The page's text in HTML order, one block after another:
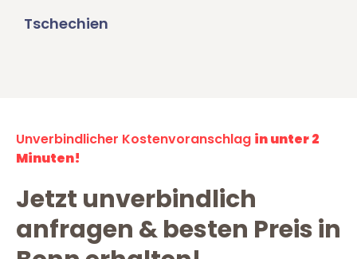
Tschechien
Unverbindlicher Kostenvoranschlag in unter 2
Minuten!
Jetzt unverbindlich
anfragen & besten Preis in